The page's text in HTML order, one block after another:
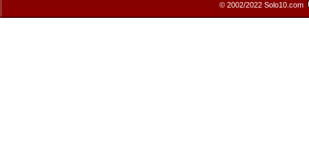
© 2002/2022 Solo10.com